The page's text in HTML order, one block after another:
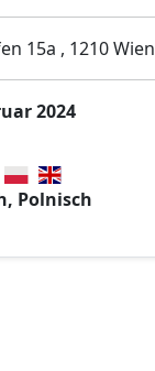
15a , 1210 Wien
2024
Polnisch